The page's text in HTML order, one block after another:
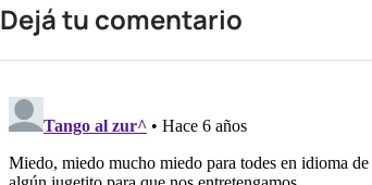
Dejá tu comentario